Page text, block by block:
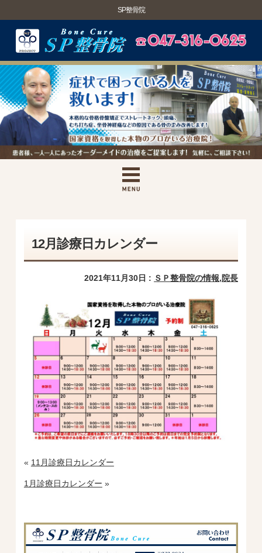
SP整骨院
12月診療日カレンダー
2021年11月30日 : ＳＰ整骨院の情報,院長
« 11月診療日カレンダー
1月診療日カレンダー »